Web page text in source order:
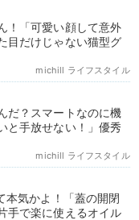
！「可愛い顔して意外
目だけじゃない猫型グ
michill ライフスタイル
だ？スマートなのに機
と手放せない！」優秀
michill ライフスタイル
本気かよ！「蓋の開閉
手で楽に使えるオイル